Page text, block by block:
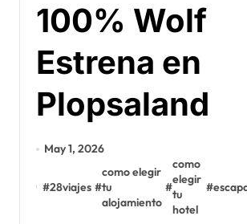
100% Wolf
Estrena en
Plopsaland
May 1, 2026
#28viajes #
como elegir
tu
alojamiento
#
como
elegir
tu
hotel
#